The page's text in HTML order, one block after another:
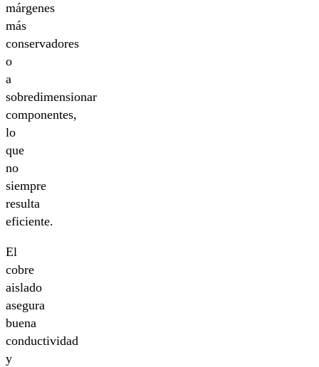
márgenes
más
conservadores
o
a
sobredimensionar
componentes,
lo
que
no
siempre
resulta
eficiente.
El
cobre
aislado
asegura
buena
conductividad
y